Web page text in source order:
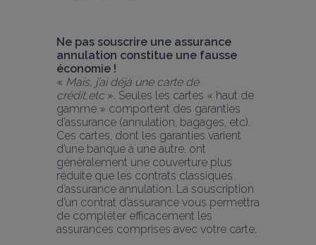
Ne pas souscrire une assurance
annulation constitue une fausse
économie !
« Mais, j’ai déjà une carte de
crédit,etc ». Seules les cartes « haut de
gamme » comportent des garanties
d’assurance (annulation, bagages, etc).
Ces cartes, dont les garanties varient
d’une banque à une autre, ont
généralement une couverture plus
réduite que les contrats classiques
d’assurance annulation. La souscription
d’un contrat d’assurance vous permettra
de compléter efficacement les
assurances comprises avec votre carte.